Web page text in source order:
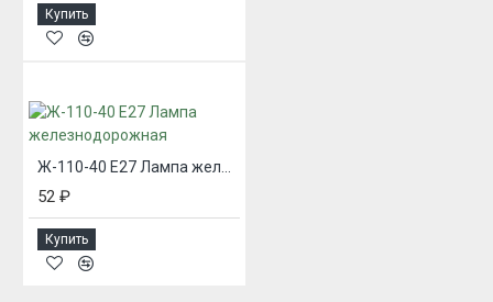
Купить
Ж-110-40 Е27 Лампа железнодорожная
52 ₽
Купить